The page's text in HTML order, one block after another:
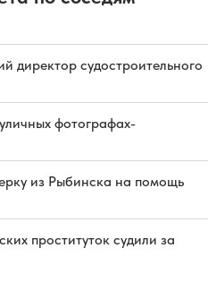
директор судостроительного
фотографах-
из Рыбинска на помощь
проституток судили за